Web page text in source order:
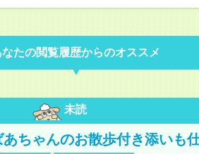
なたの閲覧履歴からのオススメ
未読
あちゃんのお散歩付き添いも